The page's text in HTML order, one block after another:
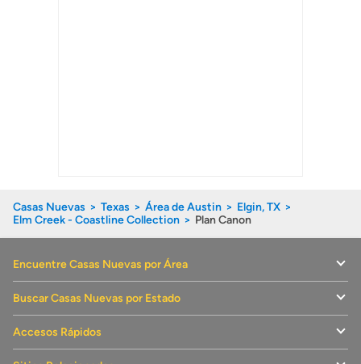
Casas Nuevas Texas Área de Austin
Elgin, TX
Elm Creek - Coastline Collection
Plan Canon
Encuentre Casas Nuevas por Área
Buscar Casas Nuevas por Estado
Accesos Rápidos